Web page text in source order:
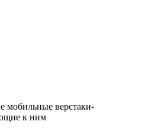
мобильные верстаки-
к ним